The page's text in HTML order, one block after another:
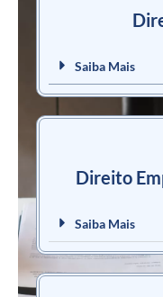
Saiba Mais
Direito
Saiba Mais